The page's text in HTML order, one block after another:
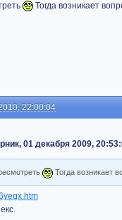
Тогда возникает
22:00:04
01 декабря 2009,
Тогда возникает